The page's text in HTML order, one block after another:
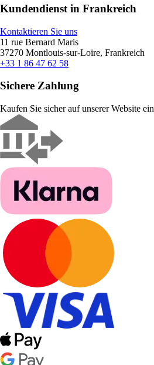
Kundendienst in Frankreich
Kontaktieren Sie uns
11 rue Bernard Maris
37270 Montlouis-sur-Loire, Frankreich
+33 1 86 47 62 58
Sichere Zahlung
Kaufen Sie sicher auf unserer Website ein